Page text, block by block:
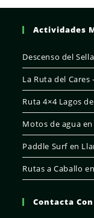
Actividades
Descenso del
La Ruta del
Ruta 4×4 Lagos
Motos de agua
Paddle Surf en
Rutas a Caballo
Contacta